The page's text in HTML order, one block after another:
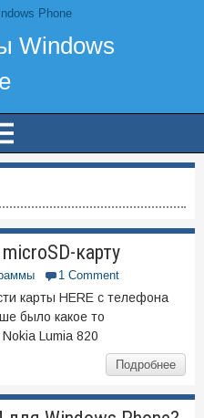
карту
1 Comment
карты HERE с телефона
было какое то
Lumia 820
Подробнее